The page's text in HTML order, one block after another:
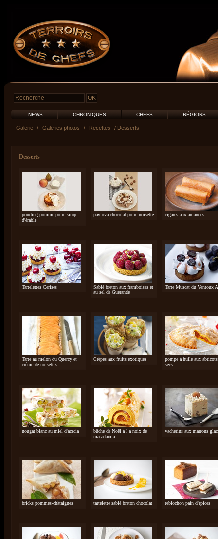
NEWS CHRONIQUES CHEFS RÉGIONS
Galerie / Galeries photos / Recettes / Desserts
Desserts
pouding pomme poire sirop
d'érable
pavlova chocolat poire noisette cigares aux amandes
Tartelettes Cerises
Sablé breton aux framboises et
au sel de Guérande
Tarte Muscat du Ventoux
Tarte au melon du Quercy et
crème de noisettes
Crêpes aux fruits exotiques
pompe à huile aux abricots
secs
nougat blanc au miel d'acacia
bûche de Noël à l a noix de
macadamia
vacherins aux marrons
bricks pommes-châtaignes tartelette sablé breton chocolat reblochon pain d'épices